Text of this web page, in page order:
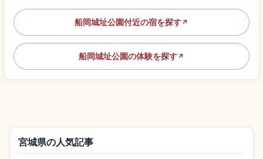
船岡城址公園付近の宿を探す↗
船岡城址公園の体験を探す↗
宮城県の人気記事